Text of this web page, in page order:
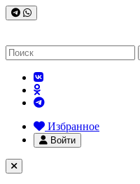
Избранное
Войти